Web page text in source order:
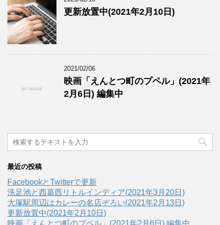
更新放置中(2021年2月10日)
2021/02/06
映画「えんとつ町のプペル」(2021年
2月6日) 編集中
最近の投稿
FacebookとTwitterで更新
洗足池と西葛西リトルインディア(2021年3月20日)
大塚駅周辺はカレーの名店ぞろい(2021年2月13日)
更新放置中(2021年2月10日)
映画「えんとつ町のプペル」(2021年2月6日) 編集中